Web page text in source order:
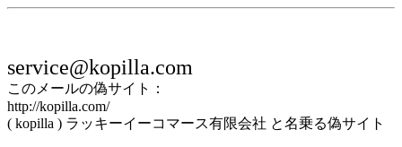
service@kopilla.com
このメールの偽サイト：
http://kopilla.com/
( kopilla ) ラッキーイーコマース有限会社 と名乗る偽サイト